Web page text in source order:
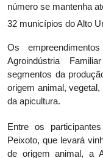
número se mantenha
32 municípios do Alto
Os
Agroindústria
segmentos da
origem animal,
da apicultura.
Entre os
Peixoto, que levará
de origem animal, a